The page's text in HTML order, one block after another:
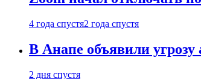
4 года спустя2 года спустя
В Анапе объявили
2 дня спустя